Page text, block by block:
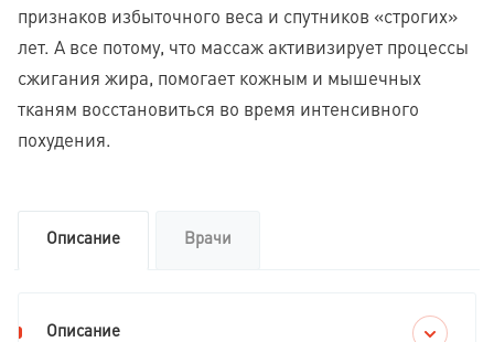
признаков избыточного веса и спутников «строгих»
лет. А все потому, что массаж активизирует процессы
сжигания жира, помогает кожным и мышечных
тканям восстановиться во время интенсивного
похудения.
Описание Врачи
Описание